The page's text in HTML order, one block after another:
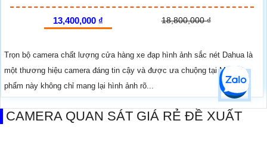
13,400,000 ₫ 18,800,000 ₫
Trọn bộ camera chất lượng cửa hàng xe đạp hình ảnh sắc nét Dahua là
một thương hiệu camera đáng tin cậy và được ưa chuộng tại Mỹ. Sản
phẩm này không chỉ mang lại hình ảnh rõ...
CAMERA QUAN SÁT GIÁ RẺ ĐỀ XUẤT